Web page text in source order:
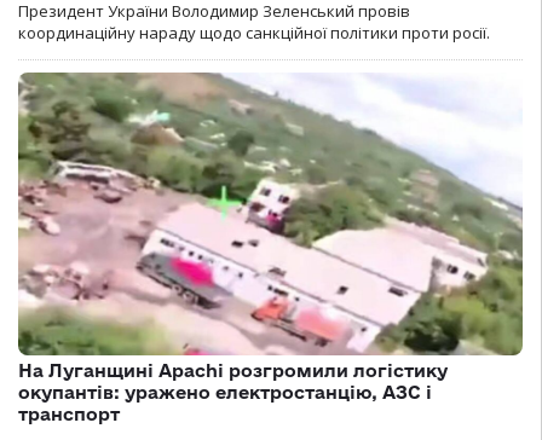
Президент України Володимир Зеленський провів
координаційну нараду щодо санкційної політики проти росії.
На Луганщині Apachi розгромили логістику
окупантів: уражено електростанцію, АЗС і
транспорт